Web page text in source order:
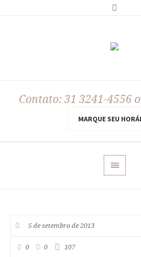
Contato: 31 3241-4556
MARQUE SEU
5 de setembro de 2013
0 0 107